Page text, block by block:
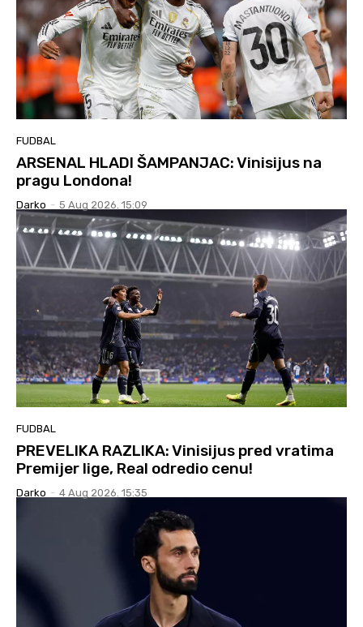
FUDBAL
ARSENAL HLADI ŠAMPANJAC: Vinisijus na
pragu Londona!
Darko - 5 Aug 2026. 15:09
FUDBAL
PREVELIKA RAZLIKA: Vinisijus pred vratima
Premijer lige, Real odredio cenu!
Darko - 4 Aug 2026. 15:35